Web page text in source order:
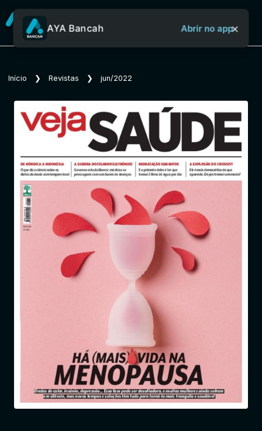
Sobre o Aya Bancah
Revistas
Jornais
Notícias
AYA Bancah Abrir no app×
Início ❯ Revistas ❯ jun/2022